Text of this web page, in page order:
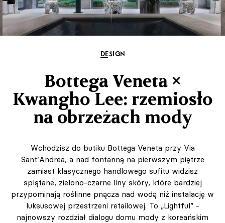
DESIGN
Bottega Veneta ×
Kwangho Lee: rzemiosło
na obrzeżach mody
Wchodzisz do butiku Bottega Veneta przy Via
Sant’Andrea, a nad fontanną na pierwszym piętrze
zamiast klasycznego handlowego sufitu widzisz
splątane, zielono‑czarne liny skóry, które bardziej
przypominają roślinne pnącza nad wodą niż instalację w
luksusowej przestrzeni retailowej. To „Lightful” -
najnowszy rozdział dialogu domu mody z koreańskim